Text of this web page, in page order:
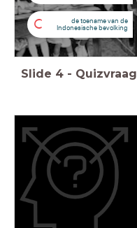
C
de toename van de
Indonesische bevolking
Slide 4 - Quizvraag